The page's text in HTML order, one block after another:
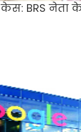
केस: BRS नेता